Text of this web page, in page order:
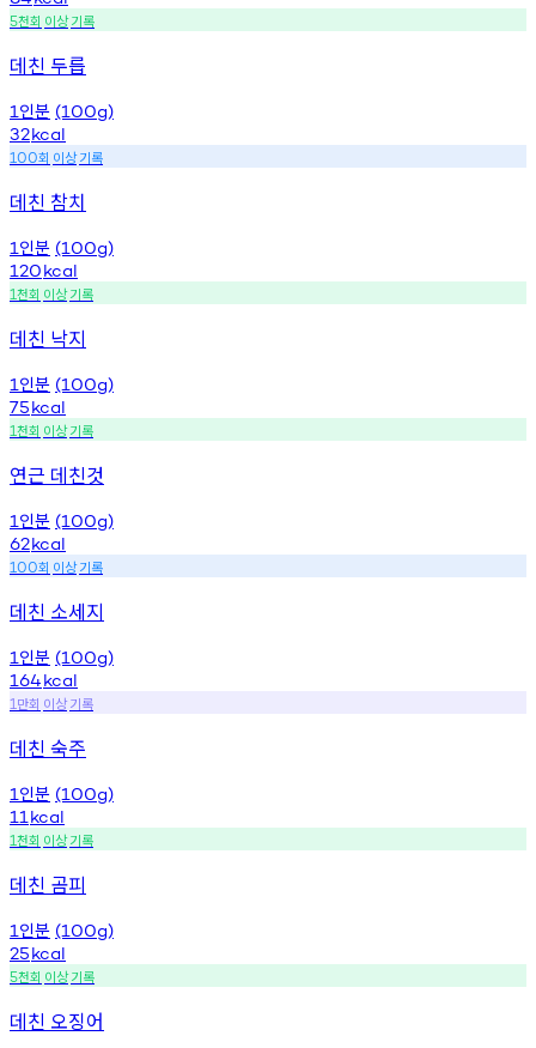
5천회 이상기록
데친 두릅
1 인분 (100g)
32kcal
100회 이상기록
데친 참치
1 인분 (100g)
120kcal
1천회 이상기록
데친 낙지
1 인분 (100g)
75kcal
1천회 이상기록
연근 데친것
1 인분 (100g)
62kcal
100회 이상기록
데친 소세지
1 인분 (100g)
164kcal
1 만회 이상기록
데친 숙주
1 인분 (100g)
11 kcal
1천회 이상기록
데친 곰피
1 인분 (100g)
25kcal
5천회 이상기록
데친 오징어